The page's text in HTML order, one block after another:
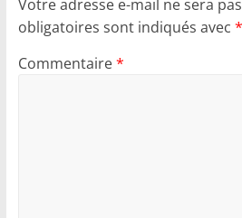
Votre adresse e-mail ne sera
obligatoires sont indiqués avec *
Commentaire*